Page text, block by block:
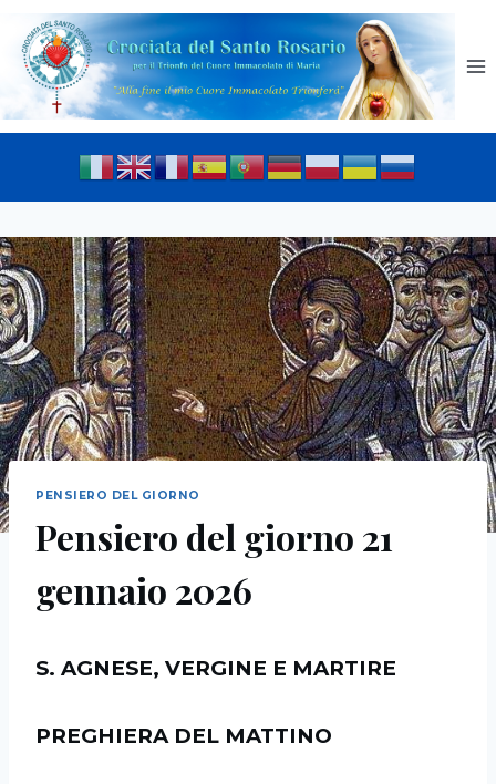
PENSIERO DEL GIORNO
Pensiero del giorno 21
gennaio 2026
S. AGNESE, VERGINE E MARTIRE
PREGHIERA DEL MATTINO